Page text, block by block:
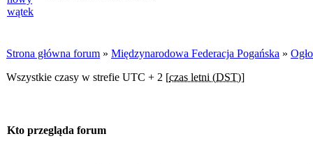
Strona główna forum » Międzynarodowa Federacja Pogańska »
Wszystkie czasy w strefie UTC + 2 [czas letni (DST)]
Kto przegląda forum